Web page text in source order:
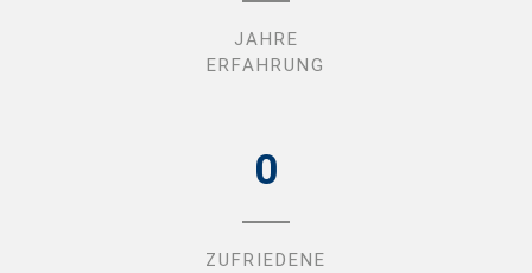
JAHRE
ERFAHRUNG
0
ZUFRIEDENE